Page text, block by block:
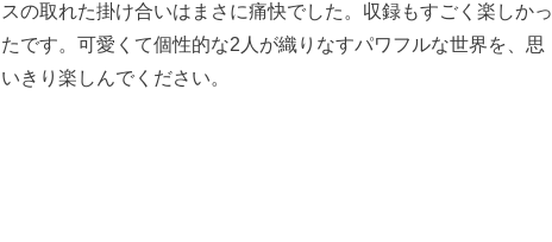
スの取れた掛け合いはまさに痛快でした。収録もすごく楽しかっ
たです。可愛くて個性的な2人が織りなすパワフルな世界を、思
いきり楽しんでください。